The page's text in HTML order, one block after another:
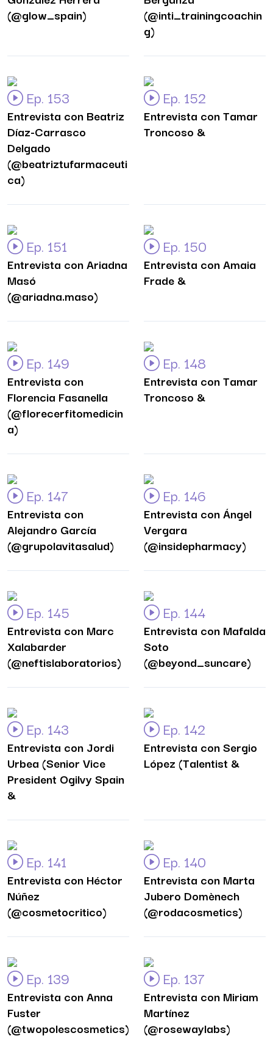
(@glow_spain)
(@inti_trainingcoachin
g)
Ep. 153
Entrevista con Beatriz
Díaz-Carrasco
Delgado
(@beatriztufarmaceuti
ca)
Ep. 152
Entrevista con Tamar
Troncoso &
Ep. 151
Entrevista con Ariadna
Masó
(@ariadna.maso)
Ep. 150
Entrevista con Amaia
Frade &
Ep. 149
Entrevista con
Florencia Fasanella
(@florecerfitomedicin
a)
Ep. 148
Entrevista con Tamar
Troncoso &
Ep. 147
Entrevista con
Alejandro García
(@grupolavitasalud)
Ep. 146
Entrevista con Ángel
Vergara
(@insidepharmacy)
Ep. 145
Entrevista con Marc
Xalabarder
(@neftislaboratorios)
Ep. 144
Entrevista con Mafalda
Soto
(@beyond_suncare)
Ep. 143
Entrevista con Jordi
Urbea (Senior Vice
President Ogilvy Spain
&
Ep. 142
Entrevista con Sergio
López (Talentist &
Ep. 141
Entrevista con Héctor
Núñez
(@cosmetocritico)
Ep. 140
Entrevista con Marta
Jubero Domènech
(@rodacosmetics)
Ep. 139
Entrevista con Anna
Fuster
(@twopolescosmetics)
Ep. 137
Entrevista con Miriam
Martínez
(@rosewaylabs)